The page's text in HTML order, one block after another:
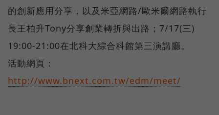
的創新應用分享，以及米亞網路/歐米爾網路執行
長王柏升Tony分享創業轉折與出路；7/17(三)
19:00-21:00在北科大綜合科館第三演講廳。
活動網頁：
http://www.bnext.com.tw/edm/meet/